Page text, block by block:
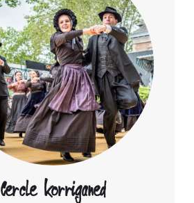
Cercle Korriganed